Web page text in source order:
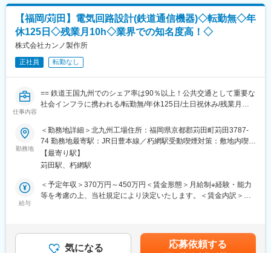
【福岡/苅田】電気回路設計(鉄道通信機器)◇転勤無◇年
休125日◇残業月10h◇業界での知名度高！◇
株式会社カンノ製作所
正社員 転勤なし
仕事内容
== 鉄道王国九州でのシェア率は90％以上！公共交通として重要な
社会インフラに携われる/転勤無/年休125日/土日祝休み/残業月
■業務概要：
鉄道業界に特化した情報通信機器メーカーである当社にて、鉄道
事業者やプラント・公共交通など、業界における情報通信機器の
電気回路設計担当としてご活躍いただきます。
■業務詳細：
自社製品・受託製品のシステム設計、回路設計、CPU･FPGA制御
部門は27名で構成されており、20代と40代が多く在籍していま
す。
勤務地
＜勤務地詳細＞北九州工場住所：福岡県京都郡苅田町苅田3787-
74 勤務地最寄駅：JR日豊本線／朽網駅受動喫煙対策：敷地内喫煙
可能場所あり変更の範囲：無
【最寄り駅】
苅田駅、朽網駅
給与
＜予定年収＞370万円～450万円＜賃金形態＞月給制※経験・能力
等を考慮の上、当社規定により決定いたします。＜賃金内訳＞月
分/年※年収例：25歳～35歳担当者クラス ・30歳主任：490万
円・35歳係長：550万円賃金はあくまでも目安の金額であり、選
気になる 応募依頼する